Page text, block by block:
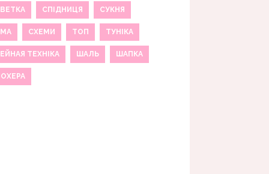
СПІДНИЦЯ СУКНЯ
СХЕМИ ТОП ТУНІКА
ТЕХНІКА ШАЛЬ ШАПКА